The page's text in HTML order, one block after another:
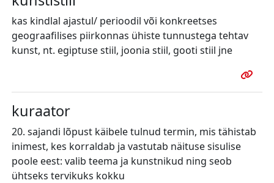
kas kindlal ajastul/ perioodil või konkreetses
geograafilises piirkonnas ühiste tunnustega tehtav
kunst, nt. egiptuse stiil, joonia stiil, gooti stiil jne
kuraator
20. sajandi lõpust käibele tulnud termin, mis tähistab
inimest, kes korraldab ja vastutab näituse sisulise
poole eest: valib teema ja kunstnikud ning seob
ühtseks tervikuks kokku